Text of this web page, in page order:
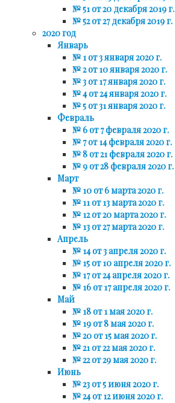
№ 51 от 20 декабря 2019 г.
№ 52 от 27 декабря 2019 г.
2020 год
Январь
№ 1 от 3 января 2020 г.
№ 2 от 10 января 2020 г.
№ 3 от 17 января 2020 г.
№ 4 от 24 января 2020 г.
№ 5 от 31 января 2020 г.
Февраль
№ 6 от 7 февраля 2020 г.
№ 7 от 14 февраля 2020 г.
№ 8 от 21 февраля 2020 г.
№ 9 от 28 февраля 2020 г.
Март
№ 10 от 6 марта 2020 г.
№ 11 от 13 марта 2020 г.
№ 12 от 20 марта 2020 г.
№ 13 от 27 марта 2020 г.
Апрель
№ 14 от 3 апреля 2020 г.
№ 15 от 10 апреля 2020 г.
№ 17 от 24 апреля 2020 г.
№ 16 от 17 апреля 2020 г.
Май
№ 18 от 1 мая 2020 г.
№ 19 от 8 мая 2020 г.
№ 20 от 15 мая 2020 г.
№ 21 от 22 мая 2020 г.
№ 22 от 29 мая 2020 г.
Июнь
№ 23 от 5 июня 2020 г.
№ 24 от 12 июня 2020 г.